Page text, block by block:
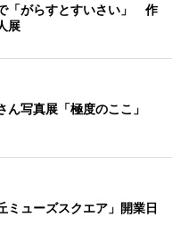
「がらすとすいさい」 作
展
ん写真展「極度のここ」
ミューズスクエア」開業日